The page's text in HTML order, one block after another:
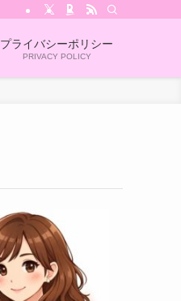
プライバシーポリシー
PRIVACY POLICY